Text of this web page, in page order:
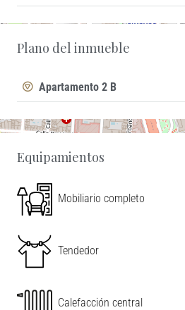
+
Plano del inmueble
Apartamento 2 B
Equipamientos
Mobiliario completo
Tendedor
Calefacción central